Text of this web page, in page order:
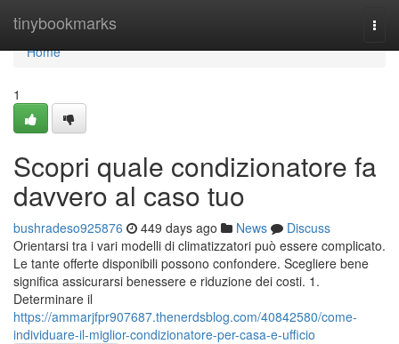
tinybookmarks
Home
Home
1
Scopri quale condizionatore fa
davvero al caso tuo
bushradeso925876 449 days ago News
Discuss
Orientarsi tra i vari modelli di climatizzatori può essere complicato.
Le tante offerte disponibili possono confondere. Scegliere bene
significa assicurarsi benessere e riduzione dei costi. 1.
Determinare il
https://ammarjfpr907687.thenerdsblog.com/40842580/come-
individuare-il-miglior-condizionatore-per-casa-e-ufficio